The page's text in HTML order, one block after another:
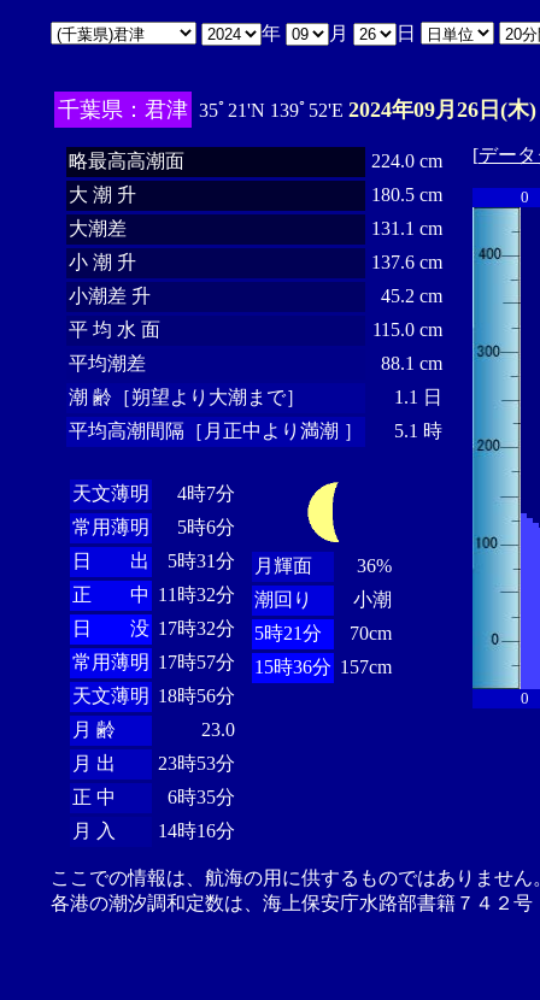
年 月 日
千葉県：君津 35ﾟ21'N 139ﾟ52'E 2024年09月26日(木)
略最高高潮面
224.0 cm
大 潮 升
180.5 cm
大潮差
131.1 cm
小 潮 升
137.6 cm
小潮差 升
45.2 cm
平 均 水 面
115.0 cm
平均潮差
88.1 cm
潮 齢［朔望より大潮まで］
1.1 日
平均高潮間隔［月正中より満潮 ］
5.1 時
天文薄明
4時7分
常用薄明
5時6分
日 出
5時31分
正 中 11時32分
日 没 17時32分
常用薄明 17時57分
天文薄明 18時56分
月 齢
23.0
月 出
23時53分
正 中
6時35分
月 入
14時16分
月輝面
36%
潮回り
小潮
5時21分
70cm
15時36分 157cm
[デー
0
0
ここでの情報は、航海の用に供するものではありませ
各港の潮汐調和定数は、海上保安庁水路部書籍７４２